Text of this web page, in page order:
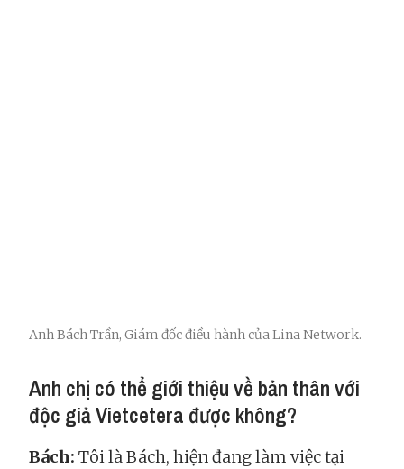
Anh Bách Trần, Giám đốc điều hành của Lina Network.
Anh chị có thể giới thiệu về bản thân với
độc giả Vietcetera được không?
Bách: Tôi là Bách, hiện đang làm việc tại